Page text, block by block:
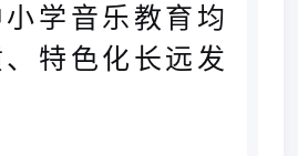
学音乐教育均
特色化长远发